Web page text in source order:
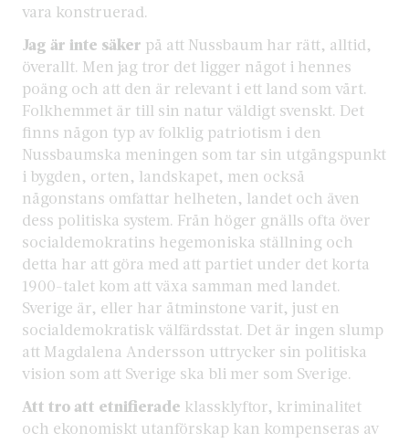
vara konstruerad.
Jag är inte säker på att Nussbaum har rätt, alltid,
överallt. Men jag tror det ligger något i hennes
poäng och att den är relevant i ett land som vårt.
Folkhemmet är till sin natur väldigt svenskt. Det
finns någon typ av folklig patriotism i den
Nussbaumska meningen som tar sin utgångspunkt
i bygden, orten, landskapet, men också
någonstans omfattar helheten, landet och även
dess politiska system. Från höger gnälls ofta över
socialdemokratins hegemoniska ställning och
detta har att göra med att partiet under det korta
1900-talet kom att växa samman med landet.
Sverige är, eller har åtminstone varit, just en
socialdemokratisk välfärdsstat. Det är ingen slump
att Magdalena Andersson uttrycker sin politiska
vision som att Sverige ska bli mer som Sverige.
Att tro att etnifierade klassklyftor, kriminalitet
och ekonomiskt utanförskap kan kompenseras av